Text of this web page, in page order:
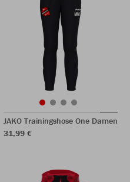
JAKO Trainingshose One Damen
31,99 €